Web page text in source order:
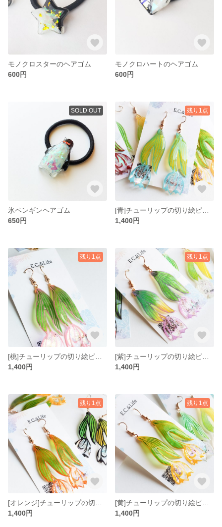
モノクロスターのヘアゴム
600円
モノクロハートのヘアゴム
600円
SOLD OUT
氷ペンギンヘアゴム
650円
残り1点
1,400円
残り1点
1,400円
残り1点
1,400円
残り1点
1,400円
残り1点
1,400円